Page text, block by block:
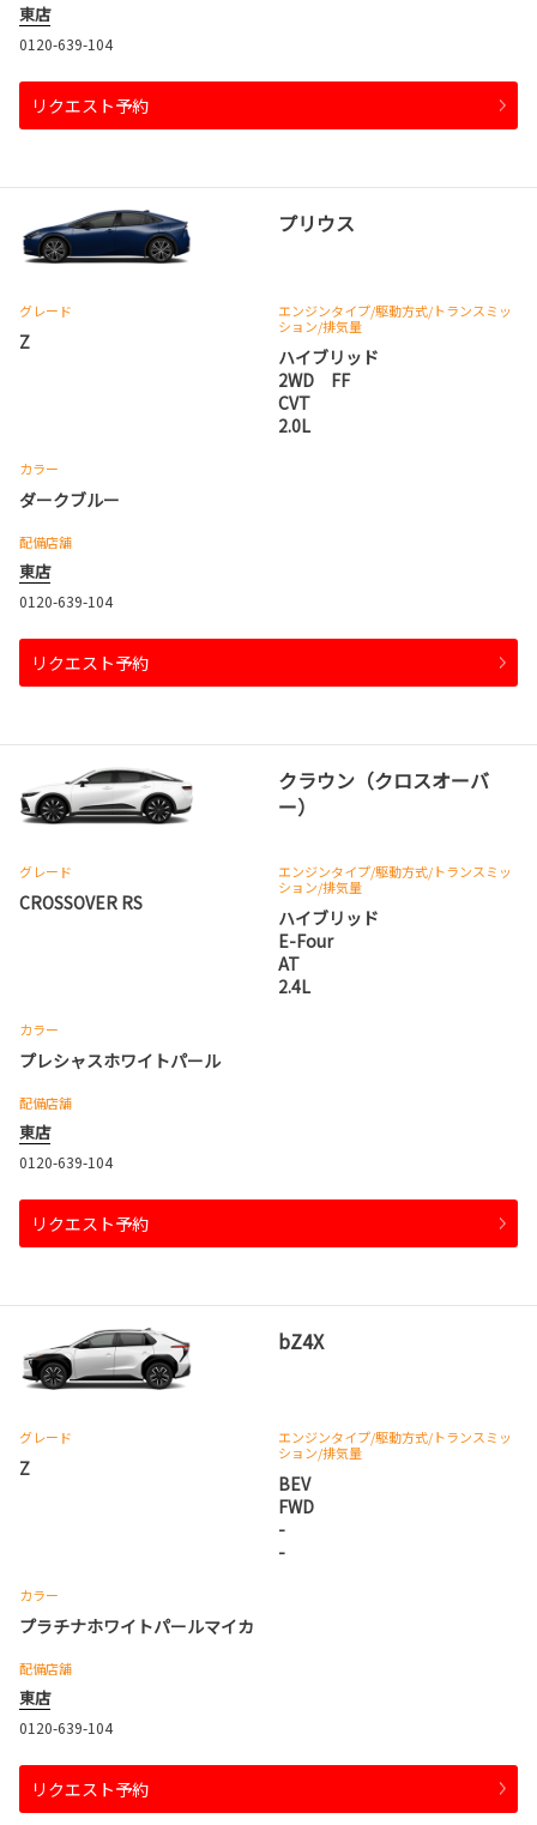
東店
0120-639-104
リクエスト予約
プリウス
グレード
Z
エンジンタイプ/駆動方式/トランスミッ
ション/排気量
ハイブリッド
2WD FF
CVT
2.0L
カラー
ダークブルー
配備店舗
東店
0120-639-104
リクエスト予約
クラウン（クロスオーバ
ー）
グレード
CROSSOVER RS
エンジンタイプ/駆動方式/トランスミッ
ション/排気量
ハイブリッド
E-Four
AT
2.4L
カラー
プレシャスホワイトパール
配備店舗
東店
0120-639-104
リクエスト予約
bZ4X
グレード
Z
エンジンタイプ/駆動方式/トランスミッ
ション/排気量
BEV
FWD
-
-
カラー
プラチナホワイトパールマイカ
配備店舗
東店
0120-639-104
リクエスト予約